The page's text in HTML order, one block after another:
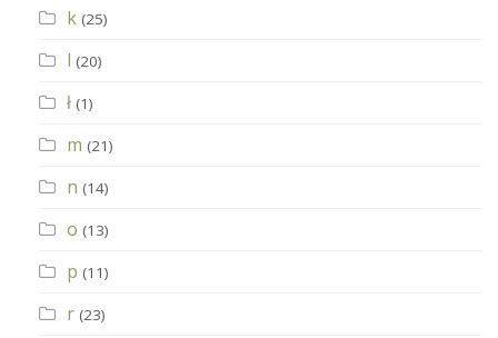
k (25)
l (20)
ł (1)
m (21)
n (14)
o (13)
p (11)
r (23)